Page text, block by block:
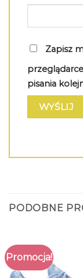
Zapisz
pisania
PODOBNE
Promocja!